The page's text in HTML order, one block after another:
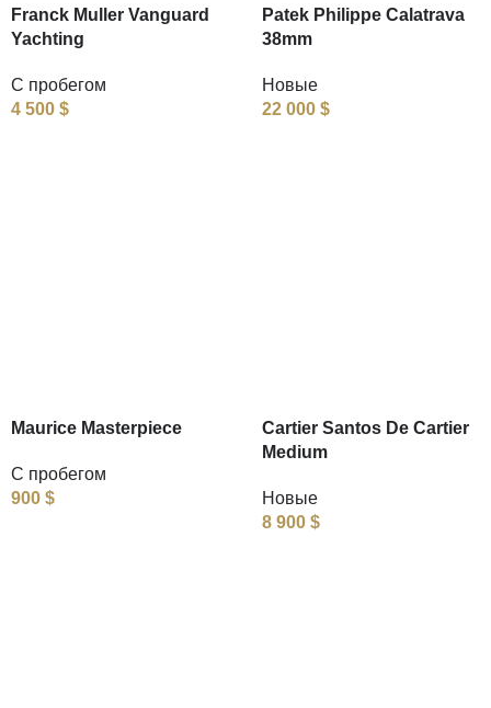
Franck Muller Vanguard
Yachting
С пробегом
4 500 $
Patek Philippe Calatrava
38mm
Новые
22 000 $
Maurice Masterpiece
С пробегом
900 $
Cartier Santos De Cartier
Medium
Новые
8 900 $